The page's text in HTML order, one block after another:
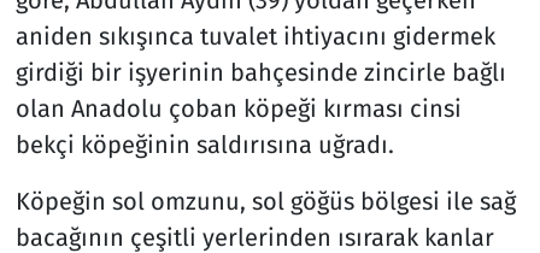
aniden sıkışınca tuvalet ihtiyacını gidermek
girdiği bir işyerinin bahçesinde zincirle bağlı
olan Anadolu çoban köpeği kırması cinsi
bekçi köpeğinin saldırısına uğradı.
Köpeğin sol omzunu, sol göğüs bölgesi ile sağ
bacağının çeşitli yerlerinden ısırarak kanlar
Teknoloji ve Bilim
Televizyon